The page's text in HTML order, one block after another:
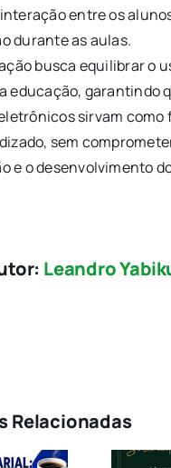
entre os
durante as aulas.
busca equilibrar o
educação, garantindo
sirvam como
sem
e o desenvolvimento
Leandro
Relacionadas